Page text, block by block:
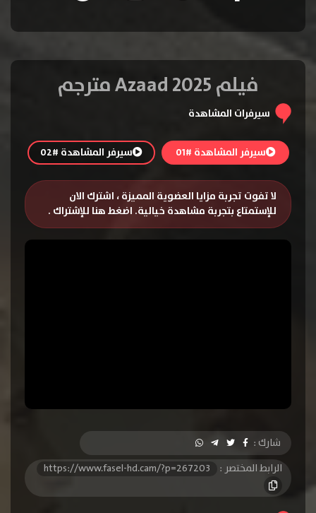
فيلم Azaad 2025 مترجم
سيرفرات المشاهدة
سيرفر المشاهدة #01 سيرفر المشاهدة #02
لا تفوت تجربة مزايا العضوية المميزة ، اشترك الان
للإستمتاع بتجربة مشاهدة خيالية. اضغط هنا للإشتراك .
شارك :
الرابط المختصر :
https://www.fasel-hd.cam/?p=267203